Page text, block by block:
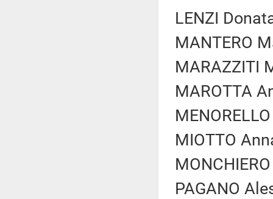
LENZI
MANTERO
MARAZZITI
MAROTTA
MIOTTO
PAGANO